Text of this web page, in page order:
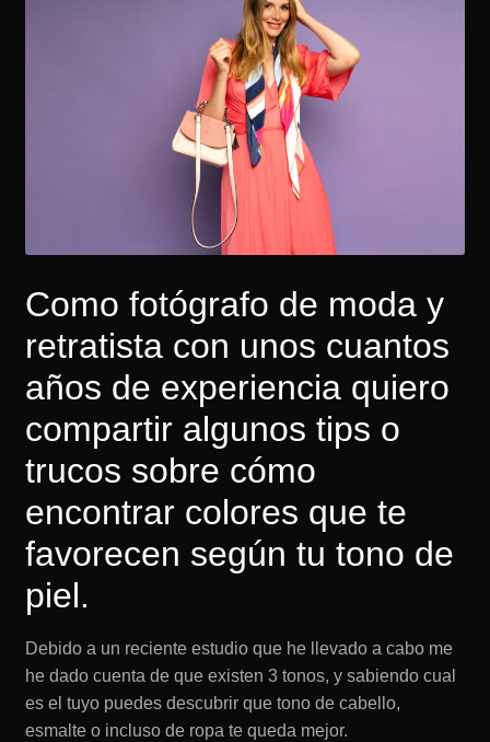
Como fotógrafo de moda y
retratista con unos cuantos
años de experiencia quiero
compartir algunos tips o
trucos sobre cómo
encontrar colores que te
favorecen según tu tono de
piel.
Debido a un reciente estudio que he llevado a cabo me
he dado cuenta de que existen 3 tonos, y sabiendo cual
es el tuyo puedes descubrir que tono de cabello,
esmalte o incluso de ropa te queda mejor.